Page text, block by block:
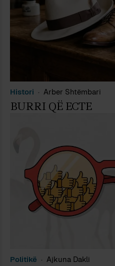
Histori Arber Shtëmbari
BURRI QË ECTE
Politikë Ajkuna Dakli